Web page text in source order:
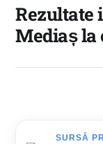
Rezultate
Mediaș la
SURSĂ